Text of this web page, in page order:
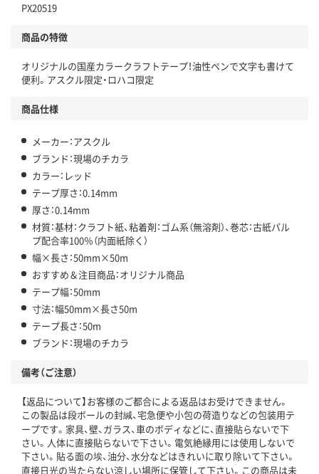
PX20519
商品の特徴
オリジナルの国産カラークラフトテープ！油性ペンで文字も書けて
便利。アスクル限定・ロハコ限定
商品仕様
メーカー：アスクル
ブランド：現場のチカラ
カラー：レッド
テープ厚さ：0.14mm
厚さ：0.14mm
材質：基材：クラフト紙、粘着剤：ゴム系（無溶剤）、巻芯：古紙パル
プ配合率100％（内面紙除く）
幅×長さ：50mm×50m
おすすめ＆注目商品：オリジナル商品
テープ幅：50mm
寸法：幅50mm×長さ50m
テープ長さ：50m
ブランド：現場のチカラ
備考（ご注意）
【返品について】お客様のご都合による返品はお受けできません。
この製品は段ボールの封緘、宅急便や小包の荷造りなどの包装用テ
ープです。家具、壁、ガラス、車のボディなどに、直接貼らないで下
さい。人体に直接貼らないで下さい。電気絶縁用には使用しないで
下さい。貼る面の埃、油分、水分などはきれいに取り除いて下さい。
直接日光の当たらない涼しい場所に保管して下さい。この商品は未